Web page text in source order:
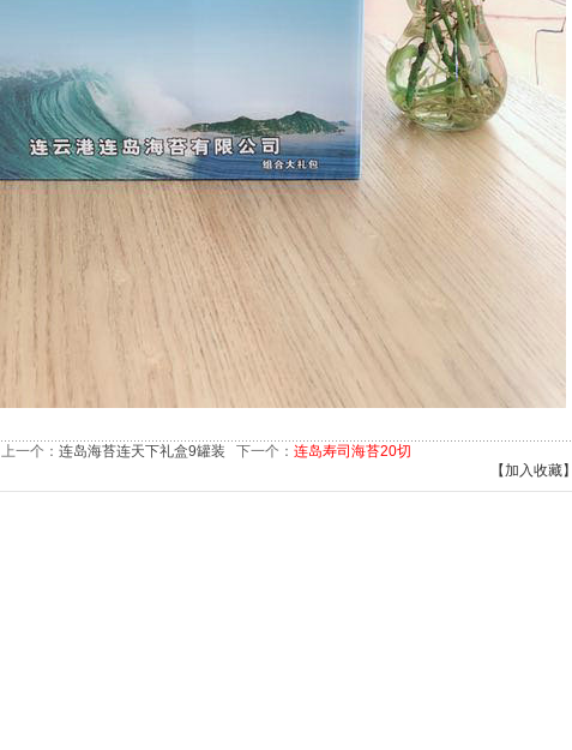
上一个： 连岛海苔连天下礼盒9罐装 下一个： 连岛寿司海苔20切
【加入收藏】